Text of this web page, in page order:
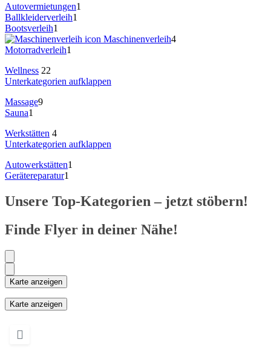
Autovermietungen1
Ballkleiderverleih1
Bootsverleih1
Maschinenverleih4
Motorradverleih1
Wellness 22
Unterkategorien aufklappen
Massage9
Sauna1
Werkstätten 4
Unterkategorien aufklappen
Autowerkstätten1
Gerätereparatur1
Unsere Top-Kategorien – jetzt stöbern!
Finde Flyer in deiner Nähe!
Karte anzeigen
Karte anzeigen